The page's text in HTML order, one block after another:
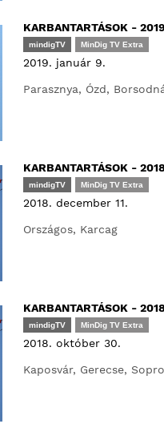
KARBANTARTÁSOK -
mindigTV MinDig TV Extra
2019. január 9.
Parasznya, Ózd,
KARBANTARTÁSOK -
mindigTV MinDig TV Extra
2018. december 11.
Országos, Karcag
KARBANTARTÁSOK -
mindigTV MinDig TV Extra
2018. október 30.
Kaposvár, Gerecse,